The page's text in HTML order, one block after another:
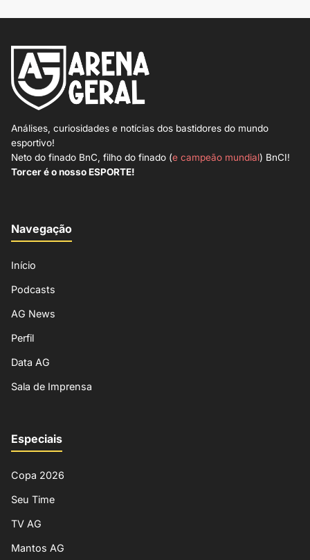
Análises, curiosidades e notícias dos bastidores do mundo
esportivo!
Neto do finado BnC, filho do finado (e campeão mundial) BnCI!
Torcer é o nosso ESPORTE!
Navegação
Início
Podcasts
AG News
Perfil
Data AG
Sala de Imprensa
Especiais
Copa 2026
Seu Time
TV AG
Mantos AG